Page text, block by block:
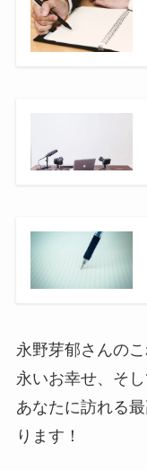
永野芽郁さんの
永いお幸せ、そ
あなたに訪れる
ります！